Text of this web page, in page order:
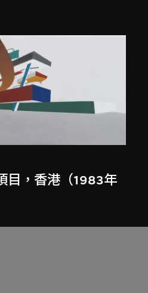
目，香港（1983年